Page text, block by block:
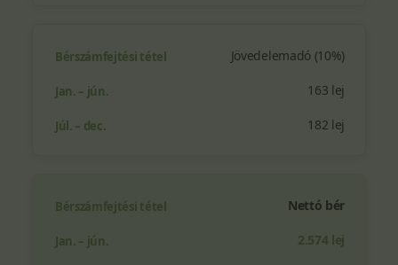
Jövedelemadó (10%)
163 lej
182 lej
Nettó bér
2.574 lej